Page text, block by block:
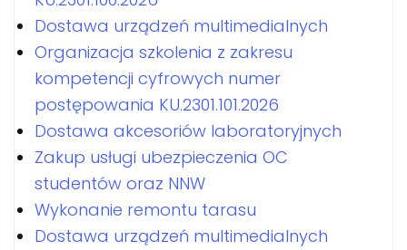
Dostawa urządzeń multimedialnych
Organizacja szkolenia z zakresu
kompetencji cyfrowych numer
postępowania KU.2301.101.2026
Dostawa akcesoriów laboratoryjnych
Zakup usługi ubezpieczenia OC
studentów oraz NNW
Wykonanie remontu tarasu
Dostawa urządzeń multimedialnych